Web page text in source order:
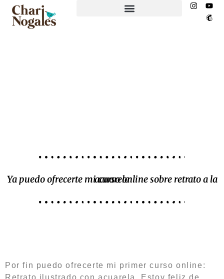
Ya puedo ofrecerte mi curso online sobre retrato a la acuarela
Por fin puedo ofrecerte mi primer curso online: